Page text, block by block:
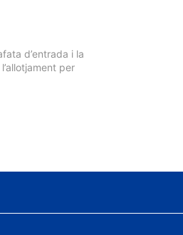
d’entrada i la
per